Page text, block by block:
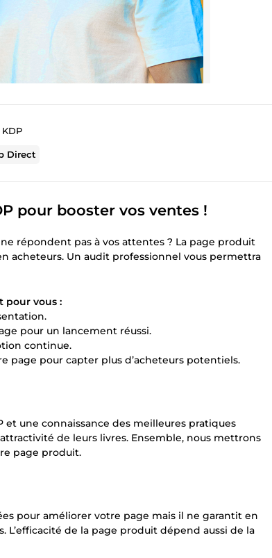
Direct
pour booster vos ventes !
répondent pas à vos attentes ? La page produit
acheteurs. Un audit professionnel vous permettra
pour vous :
pour un lancement réussi.
continue.
page pour capter plus d’acheteurs potentiels.
une connaissance des meilleures pratiques
de leurs livres. Ensemble, nous mettrons
page produit.
pour améliorer votre page mais il ne garantit en
de la page produit dépend aussi de la